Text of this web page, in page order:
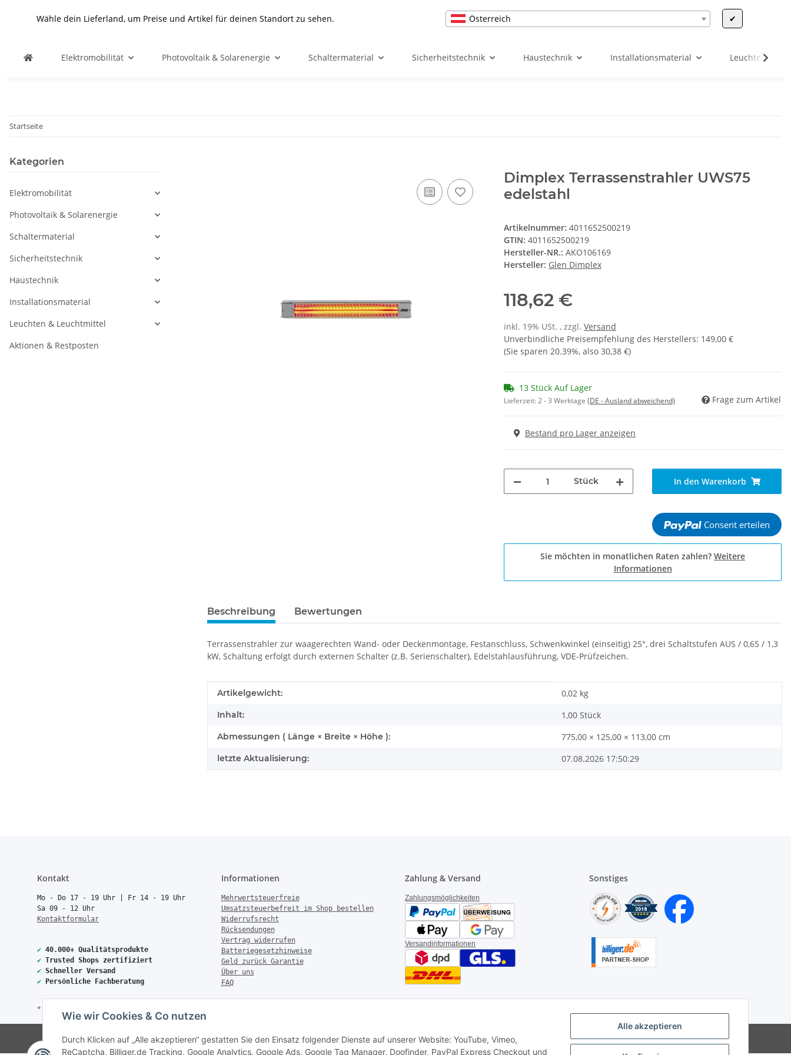
Alle akzeptieren
Wie wir Cookies & Co nutzen
Durch Klicken auf „Alle akzeptieren“ gestatten Sie den Einsatz folgender Dienste auf unserer Website: YouTube, Vimeo,
ReCaptcha, Billiger.de Tracking, Google Analytics, Google Ads, Google Tag Manager, Doofinder, PayPal Express Checkout und
Wähle dein Lieferland, um Preise und Artikel für deinen Standort zu sehen. Österreich ✔
Elektromobilität Photovoltaik & Solarenergie Schaltermaterial Sicherheitstechnik Haustechnik Installationsmaterial Leuchten &
Startseite
Dimplex Terrassenstrahler UWS75
edelstahl
Artikelnummer: 4011652500219
GTIN: 4011652500219
Hersteller-NR.: AKO106169
Hersteller: Glen Dimplex
118,62 €
inkl. 19% USt. , zzgl. Versand
Unverbindliche Preisempfehlung des Herstellers: 149,00 €
(Sie sparen 20.39%, also 30,38 €)
13 Stück Auf Lager
Lieferzeit:2 - 3 Werktage (DE - Ausland abweichend) Frage zum Artikel
Bestand pro Lager anzeigen
Stück In den Warenkorb
Consent erteilen
Sie möchten in monatlichen Raten zahlen? Weitere
Informationen
Beschreibung Bewertungen
Terrassenstrahler zur waagerechten Wand- oder Deckenmontage, Festanschluss, Schwenkwinkel (einseitig) 25°, drei Schaltstufen AUS / 0,65 / 1,3
kW, Schaltung erfolgt durch externen Schalter (z.B. Serienschalter), Edelstahlausführung, VDE-Prüfzeichen.
Produkteigenschaft
Wert
Artikelgewicht: 0,02 kg
Inhalt: 1,00 Stück
Abmessungen ( Länge × Breite × Höhe ): 775,00 × 125,00 × 113,00 cm
letzte Aktualisierung: 07.08.2026 17:50:29
Kategorien
Elektromobilität
Photovoltaik & Solarenergie
Schaltermaterial
Sicherheitstechnik
Haustechnik
Installationsmaterial
Leuchten & Leuchtmittel
Aktionen & Restposten
Kontakt
Mo - Do 17 - 19 Uhr | Fr 14 - 19 Uhr
Sa 09 - 12 Uhr
Kontaktformular
✔ 40.000+ Qualitätsprodukte
✔ Trusted Shops zertifiziert
✔ Schneller Versand
✔
Persönliche Fachberatung
Informationen
Mehrwertsteuerfreie
Umsatzsteuerbefreit im Shop bestellen
Widerrufsrecht
Rücksendungen
Vertrag widerrufen
Batteriegesetzhinweise
Geld zurück Garantie
Über uns
FAQ
Zahlung & Versand
Zahlungsmöglichkeiten
Versandinformationen
Sonstiges
* Alle Preise inkl. gesetzlicher USt., zzgl.
© Copyright 2026 Treise Elektrotechnik – Alle Rechte vorbehalten | AGB | Datenschutz | Impressum Besucherzähler: 9941518